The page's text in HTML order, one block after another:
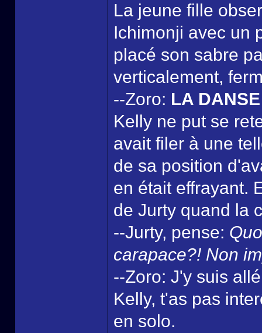
La jeune fille
Ichimonji avec un
placé son sabre
verticalement,
--Zoro: LA
Kelly ne put se
avait filer à une
de sa position
en était effrayant.
de Jurty quand la
--Jurty, pense:
carapace?! Non
--Zoro: J'y suis
Kelly, t'as pas
en solo.